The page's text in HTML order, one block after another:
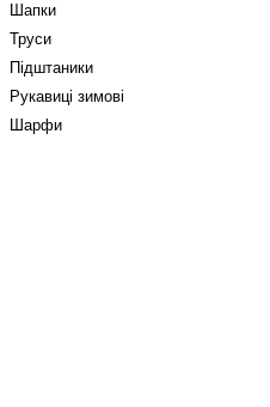
Шапки
Труси
Підштаники
Рукавиці зимові
Шарфи